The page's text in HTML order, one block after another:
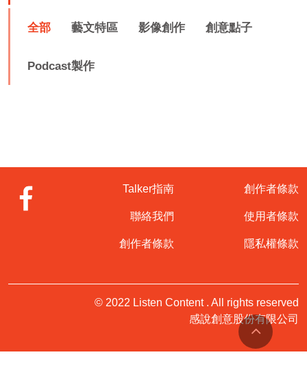
全部 藝文特區 影像創作 創意點子
Podcast製作
Talker指南
聯絡我們
創作者條款
創作者條款
使用者條款
隱私權條款
© 2022 Listen Content . All rights reserved
感說創意股份有限公司